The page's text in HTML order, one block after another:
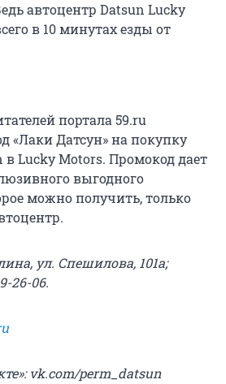
автоцентр Datsun Lucky
в 10 минутах езды от
портала 59.ru
«Лаки Датсун» на покупку
Lucky Motors. Промокод дает
выгодного
можно получить, только
ул. Спешилова, 101а;
26-06.
vk.com/perm_datsun